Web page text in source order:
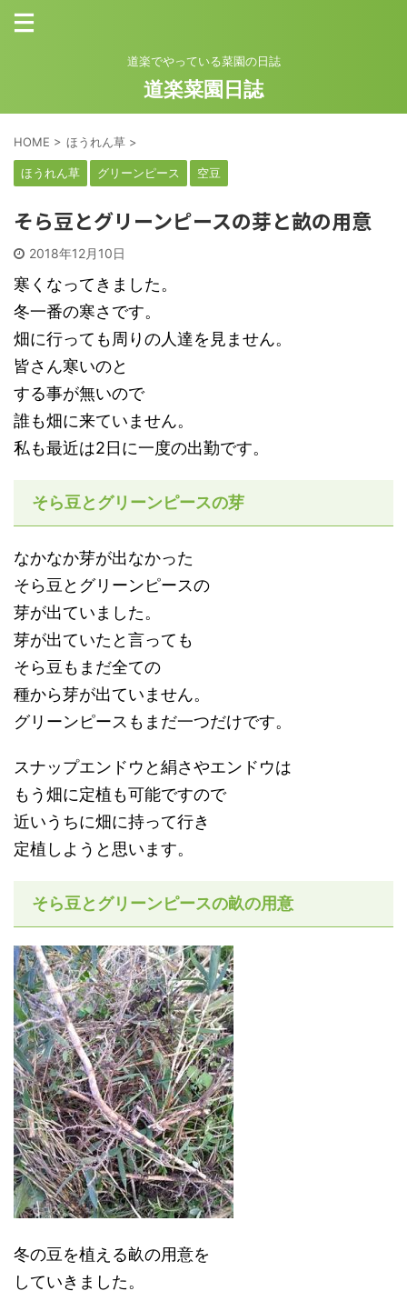
道楽でやっている菜園の日誌
道楽菜園日誌
HOME > ほうれん草 >
ほうれん草 グリーンピース 空豆
そら豆とグリーンピースの芽と畝の用意
2018年12月10日
寒くなってきました。
冬一番の寒さです。
畑に行っても周りの人達を見ません。
皆さん寒いのと
する事が無いので
誰も畑に来ていません。
私も最近は2日に一度の出勤です。
そら豆とグリーンピースの芽
なかなか芽が出なかった
そら豆とグリーンピースの
芽が出ていました。
芽が出ていたと言っても
そら豆もまだ全ての
種から芽が出ていません。
グリーンピースもまだ一つだけです。
スナップエンドウと絹さやエンドウは
もう畑に定植も可能ですので
近いうちに畑に持って行き
定植しようと思います。
そら豆とグリーンピースの畝の用意
冬の豆を植える畝の用意を
していきました。